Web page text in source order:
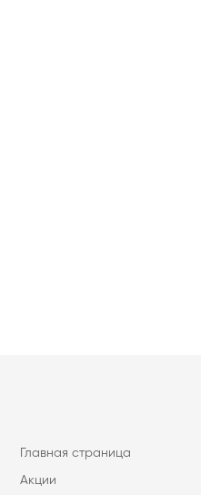
Главная страница
Акции